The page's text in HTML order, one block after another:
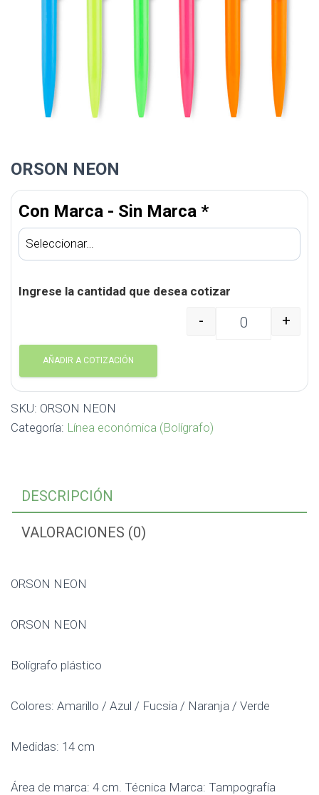
ORSON NEON
Con Marca - Sin Marca *
Ingrese la cantidad que desea cotizar
ORSON NEON cantidad
- +
AÑADIR A COTIZACIÓN
SKU: ORSON NEON
Categoría: Línea económica (Bolígrafo)
DESCRIPCIÓN
VALORACIONES (0)
ORSON NEON
ORSON NEON
Bolígrafo plástico
Colores: Amarillo / Azul / Fucsia / Naranja / Verde
Medidas: 14 cm
Área de marca: 4 cm. Técnica Marca: Tampografía